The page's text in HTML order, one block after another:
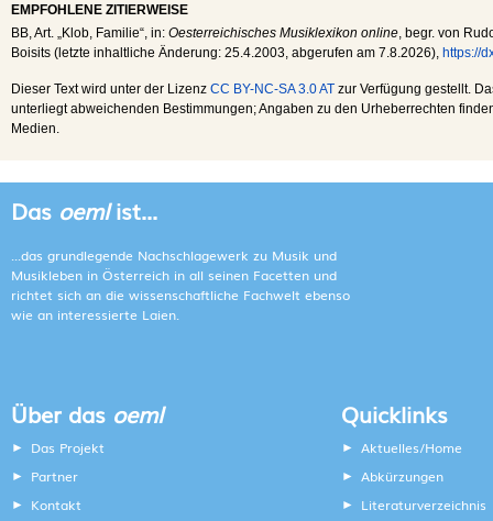
EMPFOHLENE ZITIERWEISE
BB , Art. „Klob, Familie“, in: Oesterreichisches Musiklexikon online , begr. von
Boisits (letzte inhaltliche Änderung: 25.4.2003 , abgerufen am 7.8.2026), https://
Dieser Text wird unter der Lizenz CC BY-NC-SA 3.0 AT zur Verfügung gestellt.
unterliegt abweichenden Bestimmungen; Angaben zu den Urheberrechten
Medien.
Das oemlist...
...das grundlegende Nachschlagewerk zu Musik und
Musikleben in Österreich in all seinen Facetten und
richtet sich an die wissenschaftliche Fachwelt ebenso
wie an interessierte Laien.
Über das oeml
Das Projekt
Partner
Kontakt
Quicklinks
Aktuelles/Home
Abkürzungen
Literaturverzeichnis